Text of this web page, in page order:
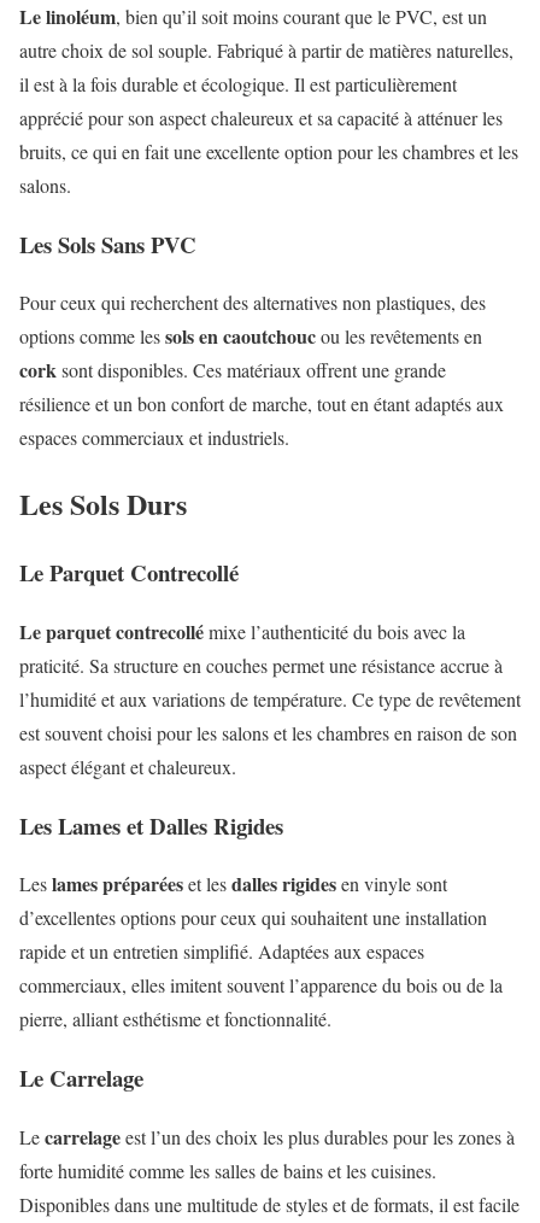
Le linoléum, bien qu’il soit moins courant que le PVC, est un
autre choix de sol souple. Fabriqué à partir de matières naturelles,
il est à la fois durable et écologique. Il est particulièrement
apprécié pour son aspect chaleureux et sa capacité à atténuer les
bruits, ce qui en fait une excellente option pour les chambres et les
salons.
Les Sols Sans PVC
Pour ceux qui recherchent des alternatives non plastiques, des
options comme lessols en caoutchoucou les revêtements en
corksont disponibles. Ces matériaux offrent une grande
résilience et un bon confort de marche, tout en étant adaptés aux
espaces commerciaux et industriels.
Les Sols Durs
Le Parquet Contrecollé
Le parquet contrecollémixe l’authenticité du bois avec la
praticité. Sa structure en couches permet une résistance accrue à
l’humidité et aux variations de température. Ce type de revêtement
est souvent choisi pour les salons et les chambres en raison de son
aspect élégant et chaleureux.
Les Lames et Dalles Rigides
Leslames préparéeset lesdalles rigidesen vinyle sont
d’excellentes options pour ceux qui souhaitent une installation
rapide et un entretien simplifié. Adaptées aux espaces
commerciaux, elles imitent souvent l’apparence du bois ou de la
pierre, alliant esthétisme et fonctionnalité.
Le Carrelage
Lecarrelageest l’un des choix les plus durables pour les zones à
forte humidité comme les salles de bains et les cuisines.
Disponibles dans une multitude de styles et de formats, il est facile